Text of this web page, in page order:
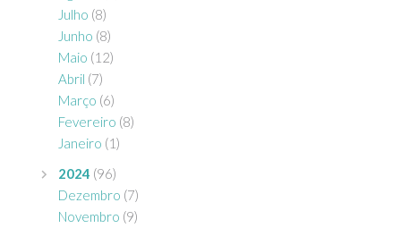
Julho (8)
Junho (8)
Maio (12)
Abril (7)
Março (6)
Fevereiro (8)
Janeiro (1)
2024 (96)
Dezembro (7)
Novembro (9)